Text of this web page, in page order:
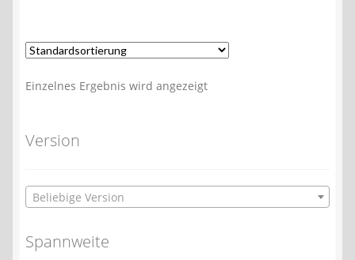
Einzelnes Ergebnis wird angezeigt
Version
Beliebige Version
Spannweite